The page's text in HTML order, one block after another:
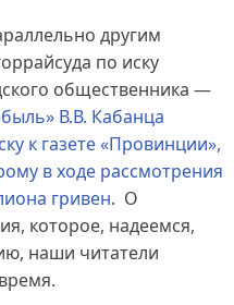
другим
по иску
общественника —
В.В. Кабанца
к газете «Провинции»,
в ходе рассмотрения
гривен. О
которое, надеемся,
наши читатели